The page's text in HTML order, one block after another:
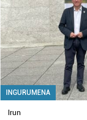
INGURUMENA
Irun